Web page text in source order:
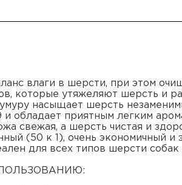
влаги в шерсти, при этом
которые утяжеляют шерсть и
насыщает шерсть
и обладает приятным легким
свежая, а шерсть чистая и
(50 к 1), очень экономичный и
для всех типов шерсти